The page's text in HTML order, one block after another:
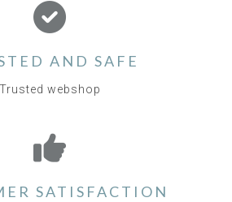
AND SAFE
Trusted webshop
SATISFACTION